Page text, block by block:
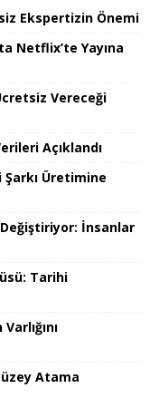
Ekspertizin Önemi
Netflix’te Yayına
Vereceği
Açıklandı
Şarkı Üretimine
Değiştiriyor: İnsanlar
Tarihi
Atama